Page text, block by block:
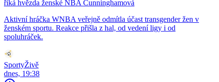
říká hvězda ženské NBA Cunninghamová
Aktivní hráčka WNBA veřejně odmítla účast transgender žen v
ženském sportu. Reakce přišla z hal, od vedení ligy i od
spoluhráček.
SportyŽivě
dnes, 19:38